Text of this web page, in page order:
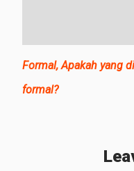
Formal, Apakah yang
formal?